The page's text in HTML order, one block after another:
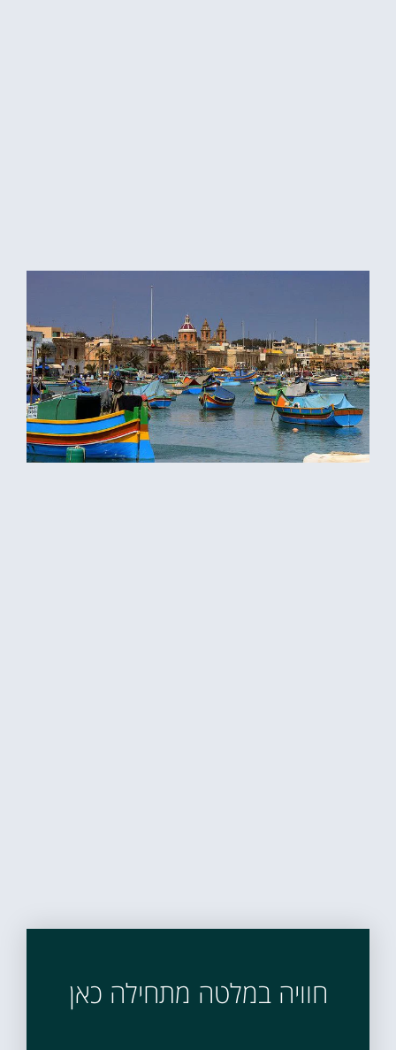
חוויה במלטה מתחילה כאן